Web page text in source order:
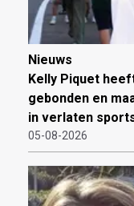
Nieuws
Kelly Piquet
gebonden en
in verlaten
05-08-2026